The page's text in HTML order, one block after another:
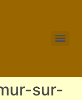
sur-